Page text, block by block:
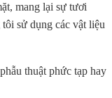
mang lại sự tươi
tôi sử dụng các vật liệu
thuật phức tạp hay